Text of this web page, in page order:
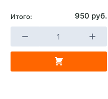
Итого: 950 руб.